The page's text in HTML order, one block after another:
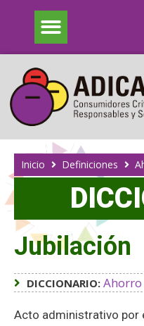
Inicio Definiciones
Jubilación
DICCIONARIO: Ahorro
Acto administrativo por